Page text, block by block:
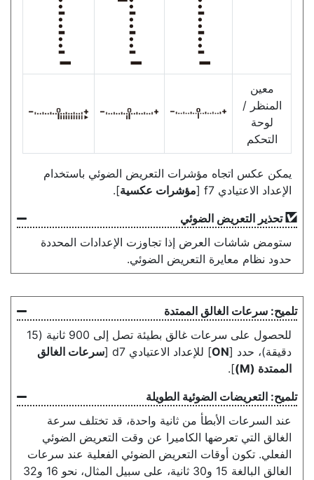
معين
المنظر /
لوحة
التحكم
يمكن عكس اتجاه مؤشرات التعريض الضوئي باستخدام
الإعداد الاعتيادي f7 [
مؤشرات عكسية].
تحذير التعريض الضوئي
ستومض شاشات العرض إذا تجاوزت الإعدادات المحددة
حدود نظام معايرة التعريض الضوئي.
سرعات الغالق الممتدة
للحصول على سرعات غالق بطيئة تصل إلى 900 ثانية (15
دقيقة)، حدد [ON] للإعداد الاعتيادي d7 [
سرعات الغالق
الممتدة (M)
].
التعريضات الضوئية الطويلة
عند السرعات الأبطأ من ثانية واحدة، قد تختلف سرعة
الغالق التي تعرضها الكاميرا عن وقت التعريض الضوئي
الفعلي. تكون أوقات التعريض الضوئي الفعلية عند سرعات
الغالق البالغة 15 و30 ثانية، على سبيل المثال، نحو 16 و32